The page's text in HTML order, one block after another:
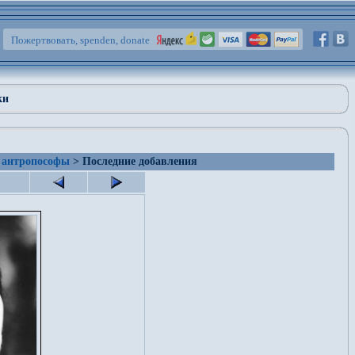
Пожертвовать, spenden, donate
антропософы > Последние добавления